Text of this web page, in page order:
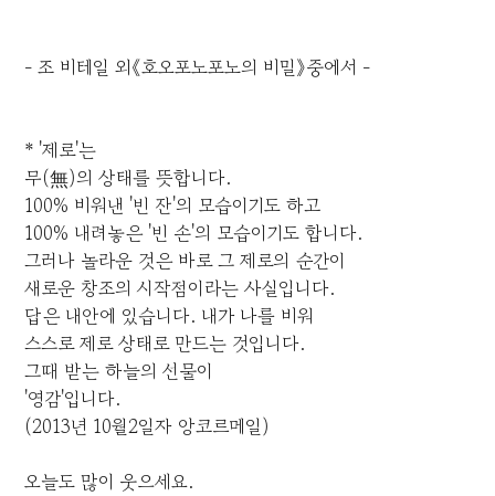
- 조 비테일 외《호오포노포노의 비밀》중에서 -
* '제로'는
무(無)의 상태를 뜻합니다.
100% 비워낸 '빈 잔'의 모습이기도 하고
100% 내려놓은 '빈 손'의 모습이기도 합니다.
그러나 놀라운 것은 바로 그 제로의 순간이
새로운 창조의 시작점이라는 사실입니다.
답은 내안에 있습니다. 내가 나를 비워
스스로 제로 상태로 만드는 것입니다.
그때 받는 하늘의 선물이
'영감'입니다.
(2013년 10월2일자 앙코르메일)
오늘도 많이 웃으세요.